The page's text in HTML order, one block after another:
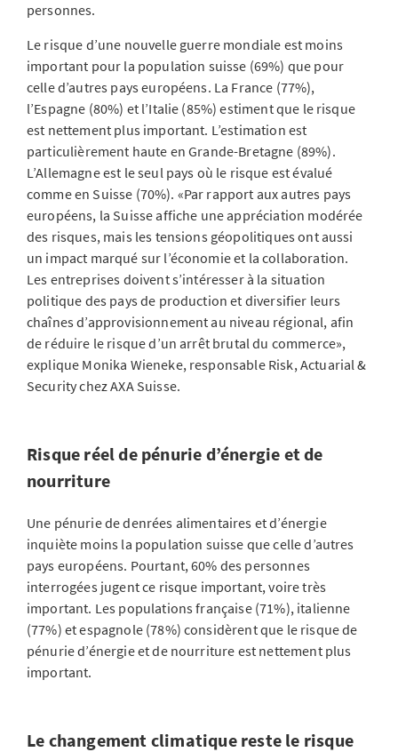
personnes.
Le risque d’une nouvelle guerre mondiale est moins
important pour la population suisse (69%) que pour
celle d’autres pays européens. La France (77%),
l’Espagne (80%) et l’Italie (85%) estiment que le risque
est nettement plus important. L’estimation est
particulièrement haute en Grande-Bretagne (89%).
L’Allemagne est le seul pays où le risque est évalué
comme en Suisse (70%). «Par rapport aux autres pays
européens, la Suisse affiche une appréciation modérée
des risques, mais les tensions géopolitiques ont aussi
un impact marqué sur l’économie et la collaboration.
Les entreprises doivent s’intéresser à la situation
politique des pays de production et diversifier leurs
chaînes d’approvisionnement au niveau régional, afin
de réduire le risque d’un arrêt brutal du commerce»,
explique Monika Wieneke, responsable Risk, Actuarial &
Security chez AXA Suisse.
Risque réel de pénurie d’énergie et de
nourriture
Une pénurie de denrées alimentaires et d’énergie
inquiète moins la population suisse que celle d’autres
pays européens. Pourtant, 60% des personnes
interrogées jugent ce risque important, voire très
important. Les populations française (71%), italienne
(77%) et espagnole (78%) considèrent que le risque de
pénurie d’énergie et de nourriture est nettement plus
important.
Le changement climatique reste le risque